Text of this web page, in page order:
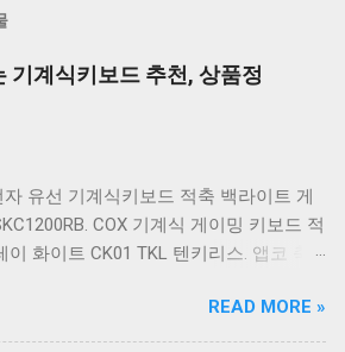
기계식키보드 추천, 상품정
자 유선 기계식키보드 적축 백라이트 게
COX 기계식 게이밍 키보드 적
이 화이트 CK01 TKL 텐키리스. 앱코 축
일반형. 앱코 K517 레트로 기계식 게이
키보드 갈축 일반형 레트로 베이지. 체리
READ MORE »